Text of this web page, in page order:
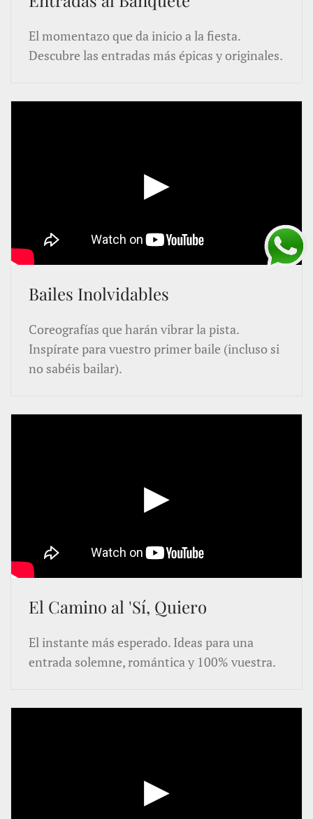
El momentazo que da inicio a la fiesta.
Descubre las entradas más épicas y originales.
Bailes Inolvidables
Coreografías que harán vibrar la pista.
Inspírate para vuestro primer baile (incluso si
no sabéis bailar).
El Camino al 'Sí, Quiero
El instante más esperado. Ideas para una
entrada solemne, romántica y 100% vuestra.